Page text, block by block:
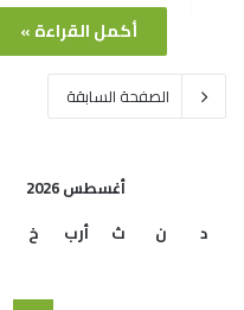
أكمل القراءة »
الصفحة السابقة
أغسطس 2026
د
ن ث أرب خ